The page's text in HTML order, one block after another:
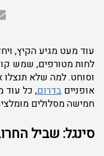
עוד מעט מגיע הקיץ,
לחות מטורפים, שמש
וסוחט. למה שלא תנצלו
אופניים בדרום, כל עוד
חמישה מסלולים
סינגל: שביל